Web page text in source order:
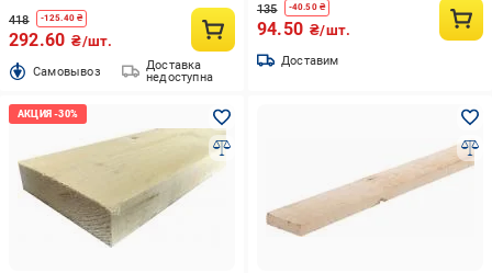
418 -125.40 ₴
292.60 ₴/шт.
Cамовывоз
Доставка
недоступна
135 -40.50₴
94.50 ₴/шт.
Доставим